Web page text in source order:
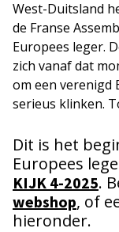
West-Duitsland
de Franse
Europees leger.
zich vanaf dat
om een verenigd
serieus klinken.
Dit is het
Europees
KIJK 4-2025.
webshop, of
hieronder.